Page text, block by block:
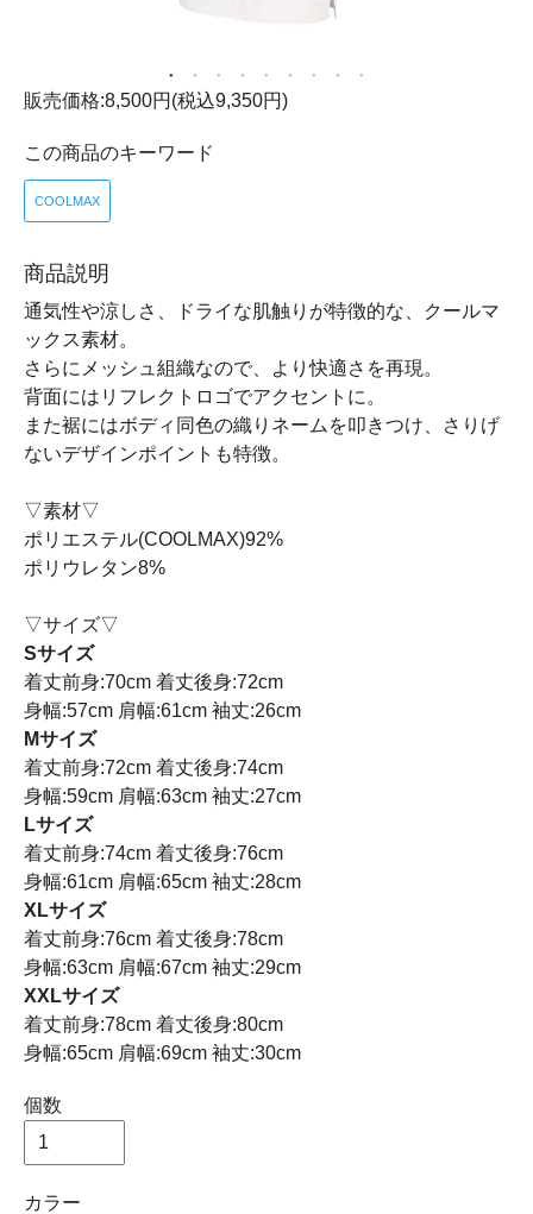
販売価格:8,500円(税込9,350円)
この商品のキーワード
COOLMAX
商品説明
通気性や涼しさ、ドライな肌触りが特徴的な、クールマ
ックス素材。
さらにメッシュ組織なので、より快適さを再現。
背面にはリフレクトロゴでアクセントに。
また裾にはボディ同色の織りネームを叩きつけ、さりげ
ないデザインポイントも特徴。
▽素材▽
ポリエステル(COOLMAX)92%
ポリウレタン8%
▽サイズ▽
Sサイズ
着丈前身:70cm 着丈後身:72cm
身幅:57cm 肩幅:61cm 袖丈:26cm
Mサイズ
着丈前身:72cm 着丈後身:74cm
身幅:59cm 肩幅:63cm 袖丈:27cm
Lサイズ
着丈前身:74cm 着丈後身:76cm
身幅:61cm 肩幅:65cm 袖丈:28cm
XLサイズ
着丈前身:76cm 着丈後身:78cm
身幅:63cm 肩幅:67cm 袖丈:29cm
XXLサイズ
着丈前身:78cm 着丈後身:80cm
身幅:65cm 肩幅:69cm 袖丈:30cm
個数
カラー